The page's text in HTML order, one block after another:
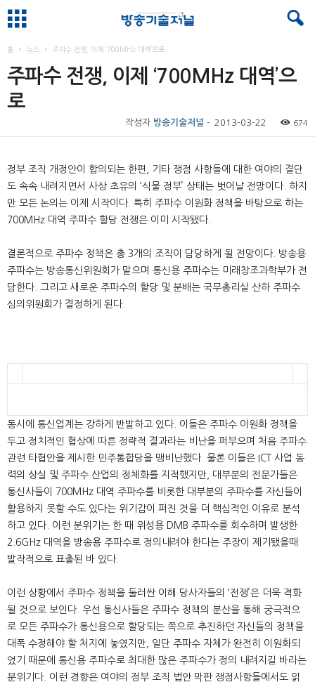
홈 뉴스 주파수 전쟁, 이제 ‘700MHz 대역’으로
주파수 전쟁, 이제 ‘700MHz 대역’으
로
작성자 방송기술저널 - 2013-03-22 674
정부 조직 개정안이 합의되는 한편, 기타 쟁점 사항들에 대한 여야의 결단
도 속속 내려지면서 사상 초유의 ‘식물 정부’ 상태는 벗어날 전망이다. 하지
만 모든 논의는 이제 시작이다. 특히 주파수 이원화 정책을 바탕으로 하는
700MHz 대역 주파수 할당 전쟁은 이미 시작됐다.
결론적으로 주파수 정책은 총 3개의 조직이 담당하게 될 전망이다. 방송용
주파수는 방송통신위원회가 맡으며 통신용 주파수는 미래창조과학부가 전
담한다. 그리고 새로운 주파수의 할당 및 분배는 국무총리실 산하 주파수
심의위원회가 결정하게 된다.
동시에 통신업계는 강하게 반발하고 있다. 이들은 주파수 이원화 정책을
두고 정치적인 협상에 따른 정략적 결과라는 비난을 퍼부으며 처음 주파수
관련 타협안을 제시한 민주통합당을 맹비난했다. 물론 이들은 ICT 사업 동
력의 상실 및 주파수 산업의 정체화를 지적했지만, 대부분의 전문가들은
통신사들이 700MHz 대역 주파수를 비롯한 대부분의 주파수를 자신들이
활용하지 못할 수도 있다는 위기감이 퍼진 것을 더 핵심적인 이유로 분석
하고 있다. 이런 분위기는 한 때 위성용 DMB 주파수를 회수하며 발생한
2.6GHz 대역을 방송용 주파수로 정의내려야 한다는 주장이 제기됐을때
발작적으로 표출된 바 있다.
이런 상황에서 주파수 정책을 둘러싼 이해 당사자들의 ‘전쟁’은 더욱 격화
될 것으로 보인다. 우선 통신사들은 주파수 정책의 분산을 통해 궁극적으
로 모든 주파수가 통신용으로 할당되는 쪽으로 추진하던 자신들의 정책을
대폭 수정해야 할 처지에 놓였지만, 일단 주파수 자체가 완전히 이원화되
었기 때문에 통신용 주파수로 최대한 많은 주파수가 정의 내려지길 바라는
분위기다. 이런 경향은 여야의 정부 조직 법안 막판 쟁점사항들에서도 읽